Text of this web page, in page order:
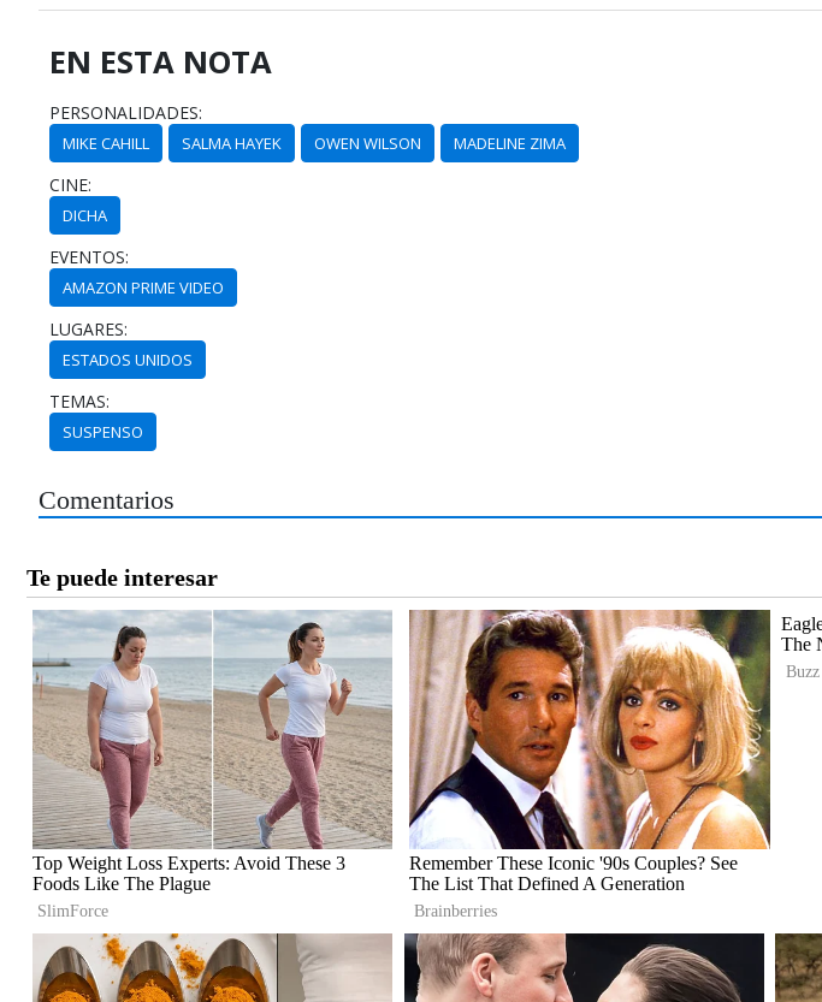
EN ESTA NOTA
PERSONALIDADES:
MIKE CAHILL SALMA HAYEK OWEN WILSON MADELINE ZIMA
CINE:
DICHA
EVENTOS:
AMAZON PRIME VIDEO
LUGARES:
ESTADOS UNIDOS
TEMAS:
SUSPENSO
Comentarios